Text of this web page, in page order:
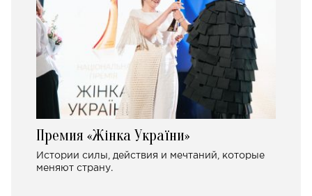
Премия «Жінка України»
Истории силы, действия и мечтаний, которые
меняют страну.